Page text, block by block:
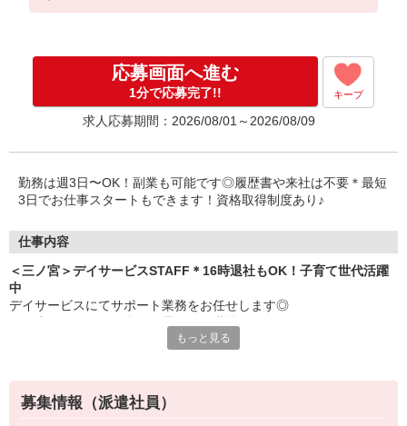
応募画面へ進む
1分で応募完了!! キープ
求人応募期間：2026/08/01～2026/08/09
勤務は週3日〜OK！副業も可能です◎履歴書や来社は不要＊最短
3日でお仕事スタートもできます！資格取得制度あり♪
仕事内容
＜三ノ宮＞デイサービスSTAFF＊16時退社もOK！子育て世代活躍
中
デイサービスにてサポート業務をお任せします◎
・レクリエーション企画、実施
・リハビリのサポート
もっと見る
募集情報（派遣社員）